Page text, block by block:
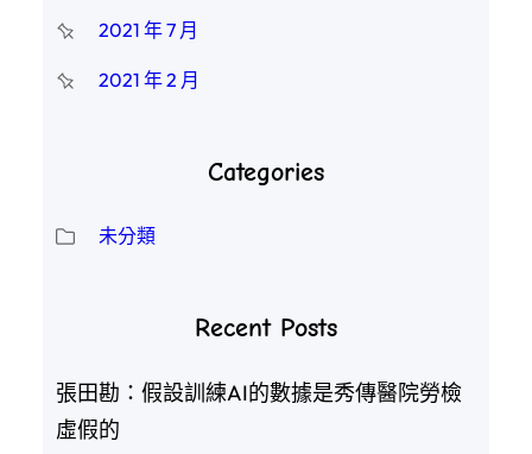
2021 年 7 月
2021 年 2 月
Categories
未分類
Recent Posts
張田勘：假設訓練AI的數據是秀傳醫院勞檢
虛假的